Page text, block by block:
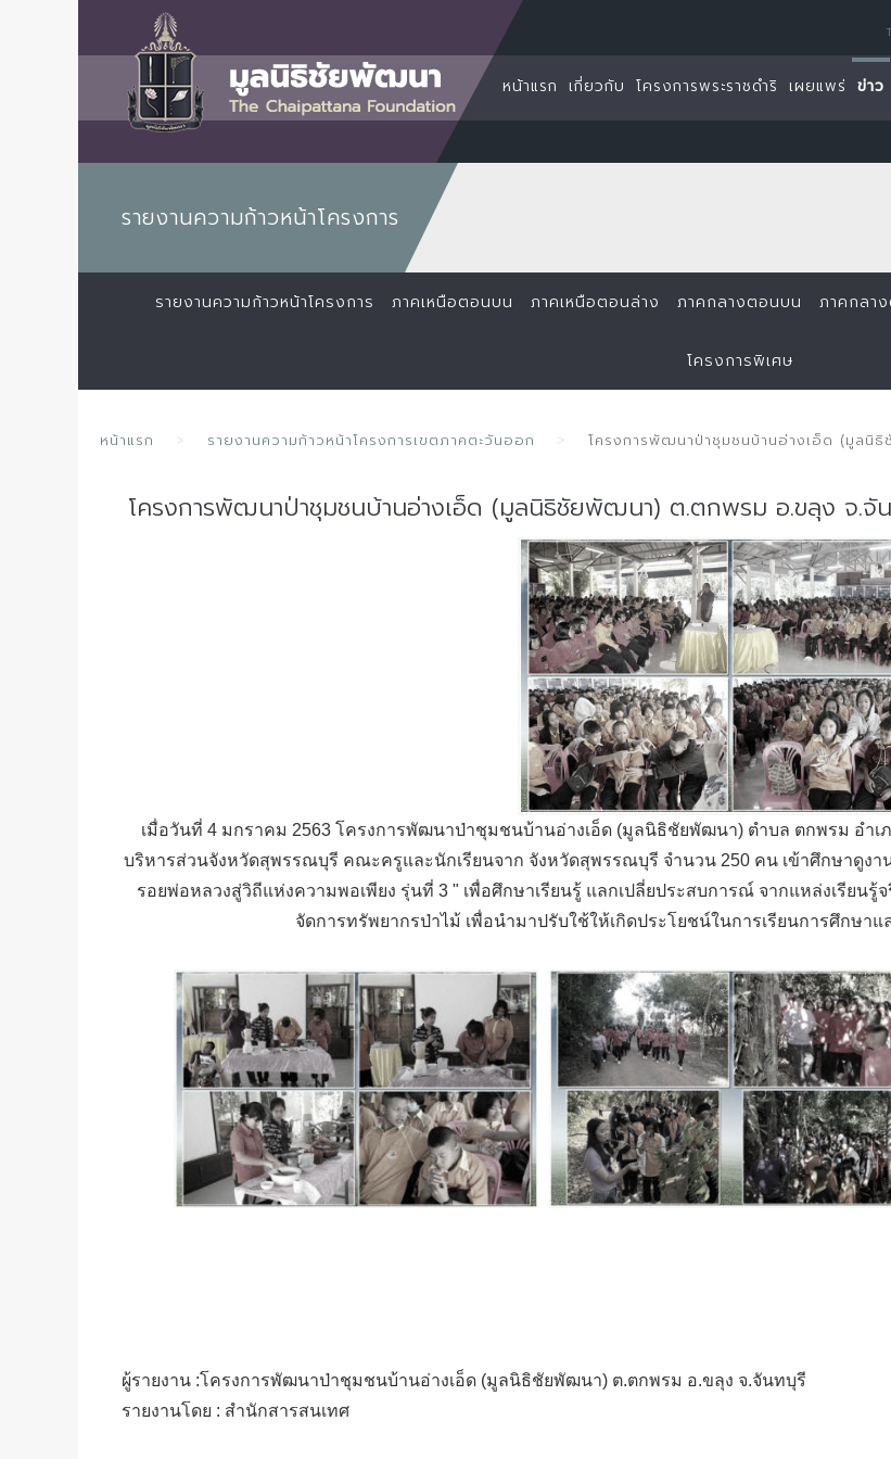
หน้าแรก เกี่ยวกับ โครงการพระราชดำริ เผยแพร่ ข่าว
รายงานความก้าวหน้าโครงการ
รายงานความก้าวหน้าโครงการ ภาคเหนือตอนบน ภาคเหนือตอนล่าง ภาคกลางตอนบน ภาคกลา
โครงการพิเศษ
หน้าแรก รายงานความก้าวหน้าโครงการเขตภาคตะวันออก โครงการพัฒนาป่าชุมชนบ้านอ่างเอ็ด (มูล
โครงการพัฒนาป่าชุมชนบ้านอ่างเอ็ด (มูลนิธิชัยพัฒนา) ต.ตกพรม อ.ขลุง จ.จั
เมื่อวันที่ 4 มกราคม 2563 โครงการพัฒนาป่าชุมชนบ้านอ่างเอ็ด (มูลนิธิชัยพัฒนา) ตำบล ตกพรม อำ
บริหารส่วนจังหวัดสุพรรณบุรี คณะครูและนักเรียนจาก จังหวัดสุพรรณบุรี จำนวน 250 คน เข้าศึกษาดูง
รอยพ่อหลวงสู่วิถีแห่งความพอเพียง รุ่นที่ 3 " เพื่อศึกษาเรียนรู้ แลกเปลี่ยประสบการณ์ จากแหล่งเรียนรู้
จัดการทรัพยากรป่าไม้ เพื่อนำมาปรับใช้ให้เกิดประโยชน์ในการเรียนการศึกษา
ผู้รายงาน :โครงการพัฒนาป่าชุมชนบ้านอ่างเอ็ด (มูลนิธิชัยพัฒนา) ต.ตกพรม อ.ขลุง จ.จันทบุรี
รายงานโดย : สำนักสารสนเทศ